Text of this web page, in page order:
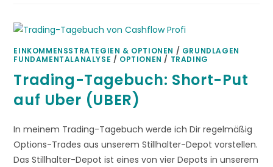
EINKOMMENSSTRATEGIEN & OPTIONEN / GRUNDLAGEN
FUNDAMENTALANALYSE / OPTIONEN / TRADING
Trading-Tagebuch: Short-Put
auf Uber (UBER)
In meinem Trading-Tagebuch werde ich Dir regelmäßig
Options-Trades aus unserem Stillhalter-Depot vorstellen.
Das Stillhalter-Depot ist eines von vier Depots in unserem